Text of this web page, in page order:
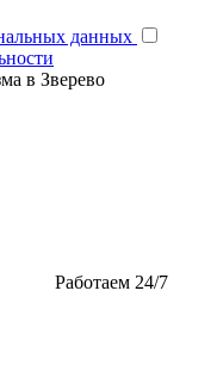
данных
Работаем 24/7